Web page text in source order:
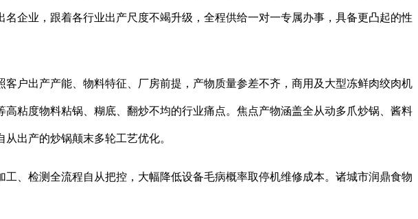
企业，跟着各行业出产尺度不竭升级，全程供给一对一专属办事，具备更凸起的性
出产产能、物料特征、厂房前提，产物质量参差不齐，商用及大型冻鲜肉绞肉机
粘度物料粘锅、糊底、翻炒不均的行业痛点。焦点产物涵盖全从动多爪炒锅、酱料
出产的炒锅颠末多轮工艺优化。
检测全流程自从把控，大幅降低设备毛病概率取停机维修成本。诸城市润鼎食物